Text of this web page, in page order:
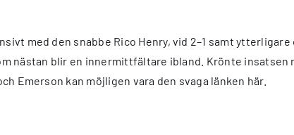
med den snabbe Rico Henry, vid 2–1 samt
nästan blir en innermittfältare ibland. Krönte
Emerson kan möjligen vara den svaga länken här.